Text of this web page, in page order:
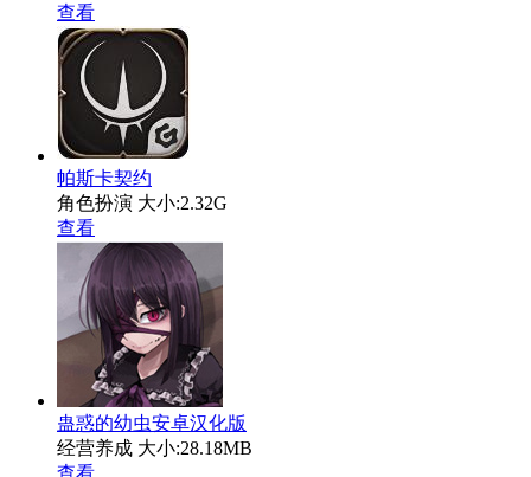
查看
帕斯卡契约
角色扮演 大小:2.32G
查看
蛊惑的幼虫安卓汉化版
经营养成 大小:28.18MB